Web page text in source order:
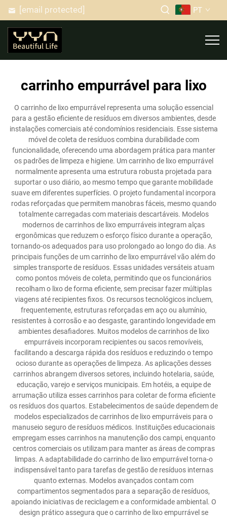
[email protected] PT
carrinho empurrável para lixo
O carrinho de lixo empurrável representa uma solução essencial
para a gestão eficiente de resíduos em diversos ambientes, desde
instalações comerciais até condomínios residenciais. Esse sistema
móvel de coleta de resíduos combina durabilidade com
funcionalidade, oferecendo uma abordagem prática para manter
os padrões de limpeza e higiene. Um carrinho de lixo empurrável
normalmente apresenta uma estrutura robusta projetada para
suportar o uso diário, ao mesmo tempo que garante mobilidade
suave em diferentes superfícies. O projeto fundamental incorpora
rodas reforçadas que permitem manobras fáceis, mesmo quando
totalmente carregadas com materiais descartáveis. Modelos
modernos de carrinhos de lixo empurráveis integram alças
ergonômicas que reduzem o esforço físico durante a operação,
tornando-os adequados para uso prolongado ao longo do dia. As
principais funções de um carrinho de lixo empurrável vão além do
simples transporte de resíduos. Essas unidades versáteis atuam
como pontos móveis de coleta, permitindo que os funcionários
recolham o lixo de forma eficiente, sem precisar fazer múltiplas
viagens até recipientes fixos. Os recursos tecnológicos incluem,
frequentemente, estruturas reforçadas em aço ou alumínio,
resistentes à corrosão e ao desgaste, garantindo longevidade em
ambientes desafiadores. Muitos modelos de carrinhos de lixo
empurráveis incorporam recipientes ou sacos removíveis,
facilitando a descarga rápida dos resíduos e reduzindo o tempo
ocioso durante as operações de limpeza. As aplicações desses
carrinhos abrangem diversos setores, incluindo hotelaria, saúde,
educação, varejo e serviços municipais. Em hotéis, a equipe de
arrumação utiliza esses carrinhos para coletar de forma eficiente
os resíduos dos quartos. Estabelecimentos de saúde dependem de
modelos especializados de carrinhos de lixo empurráveis para o
manuseio seguro de resíduos médicos. Instituições educacionais
empregam esses carrinhos na manutenção dos campi, enquanto
centros comerciais os utilizam para manter as áreas de compras
limpas. A adaptabilidade do carrinho de lixo empurrável torna-o
indispensável tanto para tarefas de gestão de resíduos internas
quanto externas. Modelos avançados contam com
compartimentos segmentados para a separação de resíduos,
apoiando iniciativas de reciclagem e a conformidade ambiental. O
design prático assegura que o carrinho de lixo empurrável se